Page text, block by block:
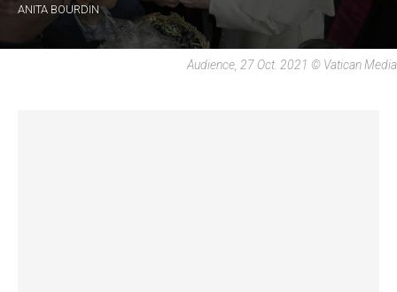
ANITA BOURDIN
Audience, 27 Oct. 2021 © Vatican Media